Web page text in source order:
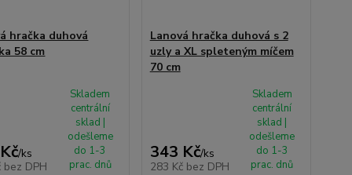
hračka duhová
58 cm
/ks
bez DPH
Skladem
centrální
sklad |
odešleme
do 1-3
prac. dnů
Lanová hračka duhová s 2
uzly a XL spleteným míčem
70 cm
343 Kč/ks
283 Kč bez DPH
Skladem
centrální
sklad |
odešleme
do 1-3
prac. dnů